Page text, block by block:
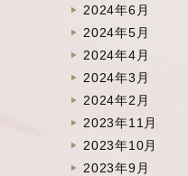
2024年6月
2024年5月
2024年4月
2024年3月
2024年2月
2023年11月
2023年10月
2023年9月